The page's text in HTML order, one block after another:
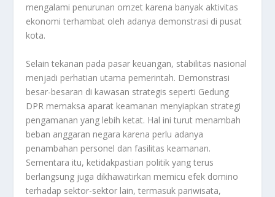
mengalami penurunan omzet karena banyak aktivitas
ekonomi terhambat oleh adanya demonstrasi di pusat
kota.
Selain tekanan pada pasar keuangan, stabilitas nasional
menjadi perhatian utama pemerintah. Demonstrasi
besar-besaran di kawasan strategis seperti Gedung
DPR memaksa aparat keamanan menyiapkan strategi
pengamanan yang lebih ketat. Hal ini turut menambah
beban anggaran negara karena perlu adanya
penambahan personel dan fasilitas keamanan.
Sementara itu, ketidakpastian politik yang terus
berlangsung juga dikhawatirkan memicu efek domino
terhadap sektor-sektor lain, termasuk pariwisata,